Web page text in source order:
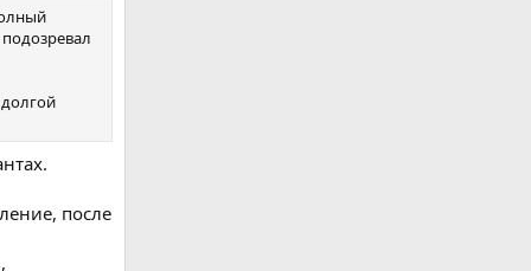
после